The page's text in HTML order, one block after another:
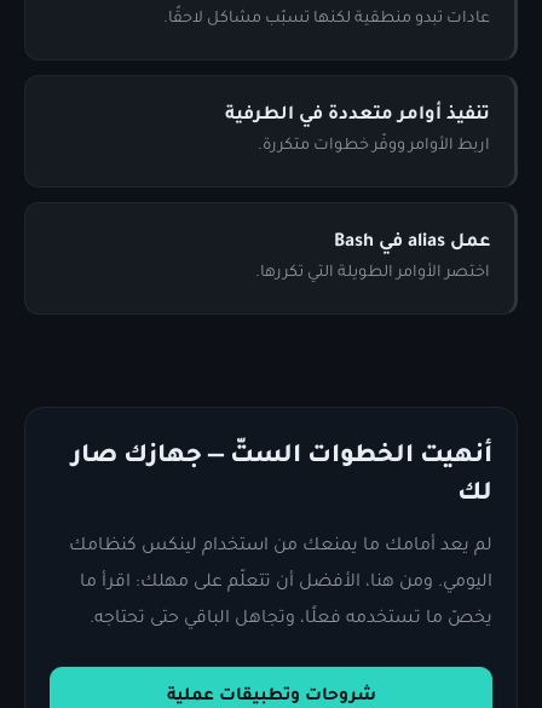
عادات تبدو منطقية لكنها تسبّب مشاكل لاحقًا.
تنفيذ أوامر متعددة في الطرفية
اربط الأوامر ووفّر خطوات متكررة.
عمل alias في Bash
اختصر الأوامر الطويلة التي تكررها.
أنهيت الخطوات الستّ — جهازك صار
لك
لم يعد أمامك ما يمنعك من استخدام لينكس كنظامك
اليومي. ومن هنا، الأفضل أن تتعلّم على مهلك: اقرأ ما
يخصّ ما تستخدمه فعلًا، وتجاهل الباقي حتى تحتاجه.
شروحات وتطبيقات عملية